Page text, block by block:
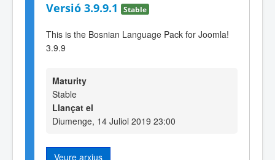
Versió 3.9.9.1 Stable
This is the Bosnian Language Pack for Joomla!
3.9.9
Maturity
Stable
Llançat el
Diumenge, 14 Juliol 2019 23:00
Veure arxius